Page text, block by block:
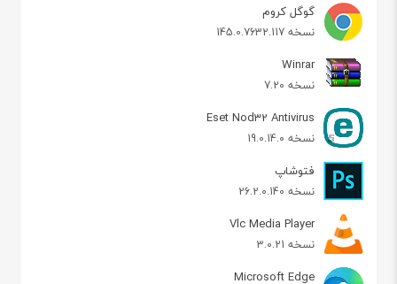
گوگل کروم
نسخه 145.0.7632.117
Winrar
نسخه 7.20
Eset Nod32 Antivirus
نسخه 19.0.14.0
فتوشاپ
نسخه 26.2.0.140
Vlc Media Player
نسخه 3.0.21
Microsoft Edge